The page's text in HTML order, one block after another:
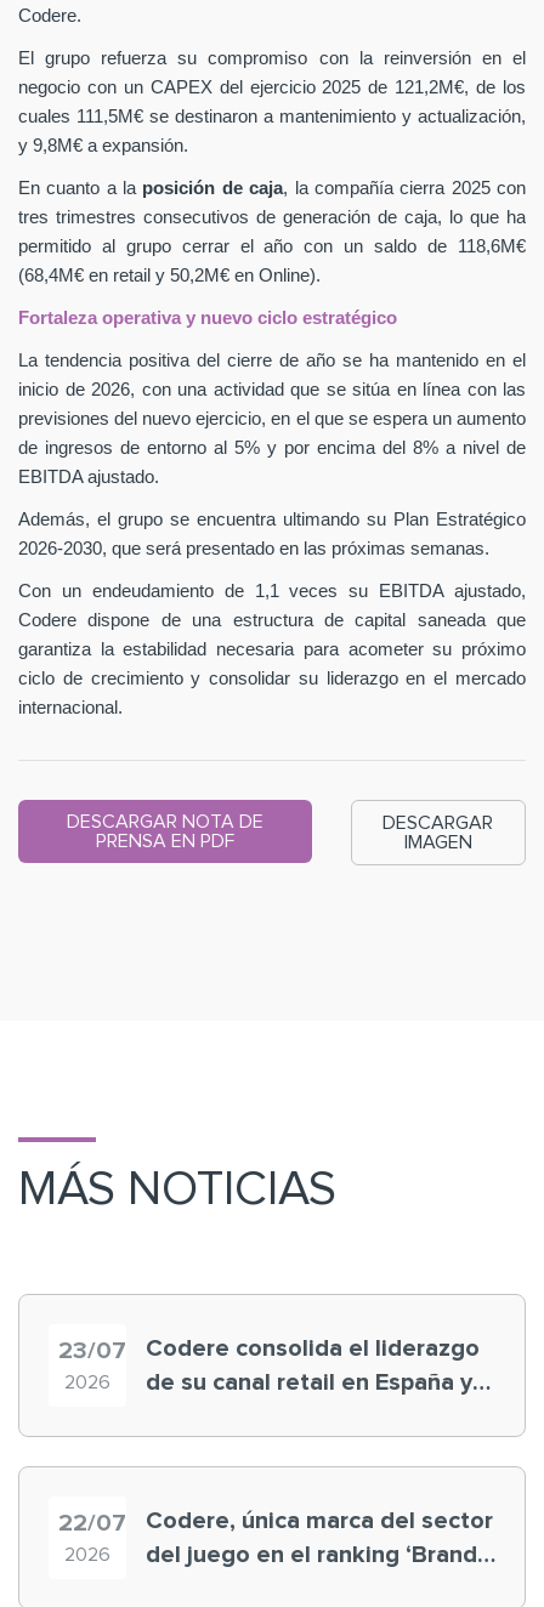
Codere.
El grupo refuerza su compromiso con la reinversión en el
negocio con un CAPEX del ejercicio 2025 de 121,2M€, de los
cuales 111,5M€ se destinaron a mantenimiento y actualización,
y 9,8M€ a expansión.
En cuanto a la posición de caja, la compañía cierra 2025 con
tres trimestres consecutivos de generación de caja, lo que ha
permitido al grupo cerrar el año con un saldo de 118,6M€
(68,4M€ en retail y 50,2M€ en Online).
Fortaleza operativa y nuevo ciclo estratégico
La tendencia positiva del cierre de año se ha mantenido en el
inicio de 2026, con una actividad que se sitúa en línea con las
previsiones del nuevo ejercicio, en el que se espera un aumento
de ingresos de entorno al 5% y por encima del 8% a nivel de
EBITDA ajustado.
Además, el grupo se encuentra ultimando su Plan Estratégico
2026-2030, que será presentado en las próximas semanas.
Con un endeudamiento de 1,1 veces su EBITDA ajustado,
Codere dispone de una estructura de capital saneada que
garantiza la estabilidad necesaria para acometer su próximo
ciclo de crecimiento y consolidar su liderazgo en el mercado
internacional.
DESCARGAR NOTA DE
PRENSA EN PDF
DESCARGAR
IMAGEN
MÁS NOTICIAS
23/07
2026
Codere consolida el liderazgo
de su canal retail en España y
22/07
2026
Codere, única marca del sector
del juego en el ranking ‘Brand